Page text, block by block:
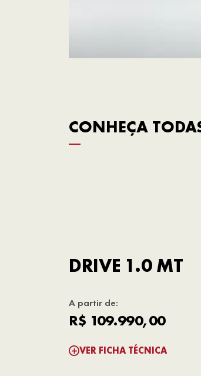
CONHEÇA
DRIVE 1.0 MT
A partir de:
R$ 109.990,00
VER FICHA TÉCNICA